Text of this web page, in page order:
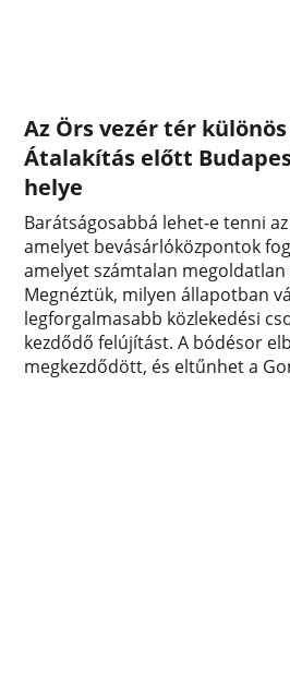
Az Örs vezér tér
Átalakítás előtt
helye
Barátságosabbá lehet-e tenni
amelyet bevásárlóközpontok
amelyet számtalan
Megnéztük, milyen állapotban
legforgalmasabb közlekedési
kezdődő felújítást. A bódésor
megkezdődött, és eltűnhet a